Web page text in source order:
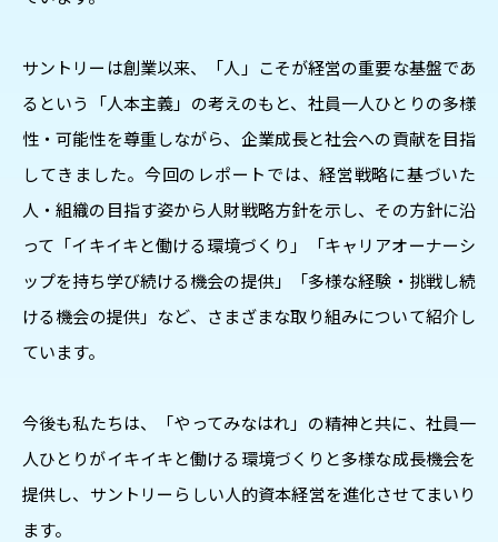
サントリーは創業以来、「人」こそが経営の重要な基盤であ
るという「人本主義」の考えのもと、社員一人ひとりの多様
性・可能性を尊重しながら、企業成長と社会への貢献を目指
してきました。今回のレポートでは、経営戦略に基づいた
人・組織の目指す姿から人財戦略方針を示し、その方針に沿
って「イキイキと働ける環境づくり」「キャリアオーナーシ
ップを持ち学び続ける機会の提供」「多様な経験・挑戦し続
ける機会の提供」など、さまざまな取り組みについて紹介し
ています。​
今後も私たちは、「やってみなはれ」の精神と共に、社員一
人ひとりがイキイキと働ける環境づくりと多様な成長機会を
提供し、サントリーらしい人的資本経営を進化させてまいり
ます。​